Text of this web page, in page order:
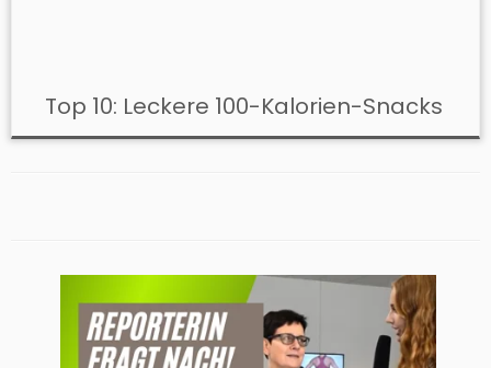
Top 10: Leckere 100-Kalorien-Snacks